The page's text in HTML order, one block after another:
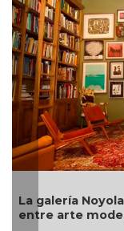
Cultura exige
piezas